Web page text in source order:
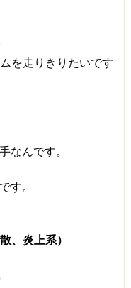
を走りきりたいです
なんです。
す。
、炎上系）